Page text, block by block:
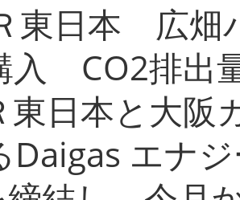
東日本 広畑
入 CO2排出
日本と大阪
Daigas エナ